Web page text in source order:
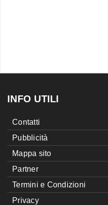
INFO UTILI
Contatti
Pubblicità
Mappa sito
Partner
Termini e Condizioni
Privacy